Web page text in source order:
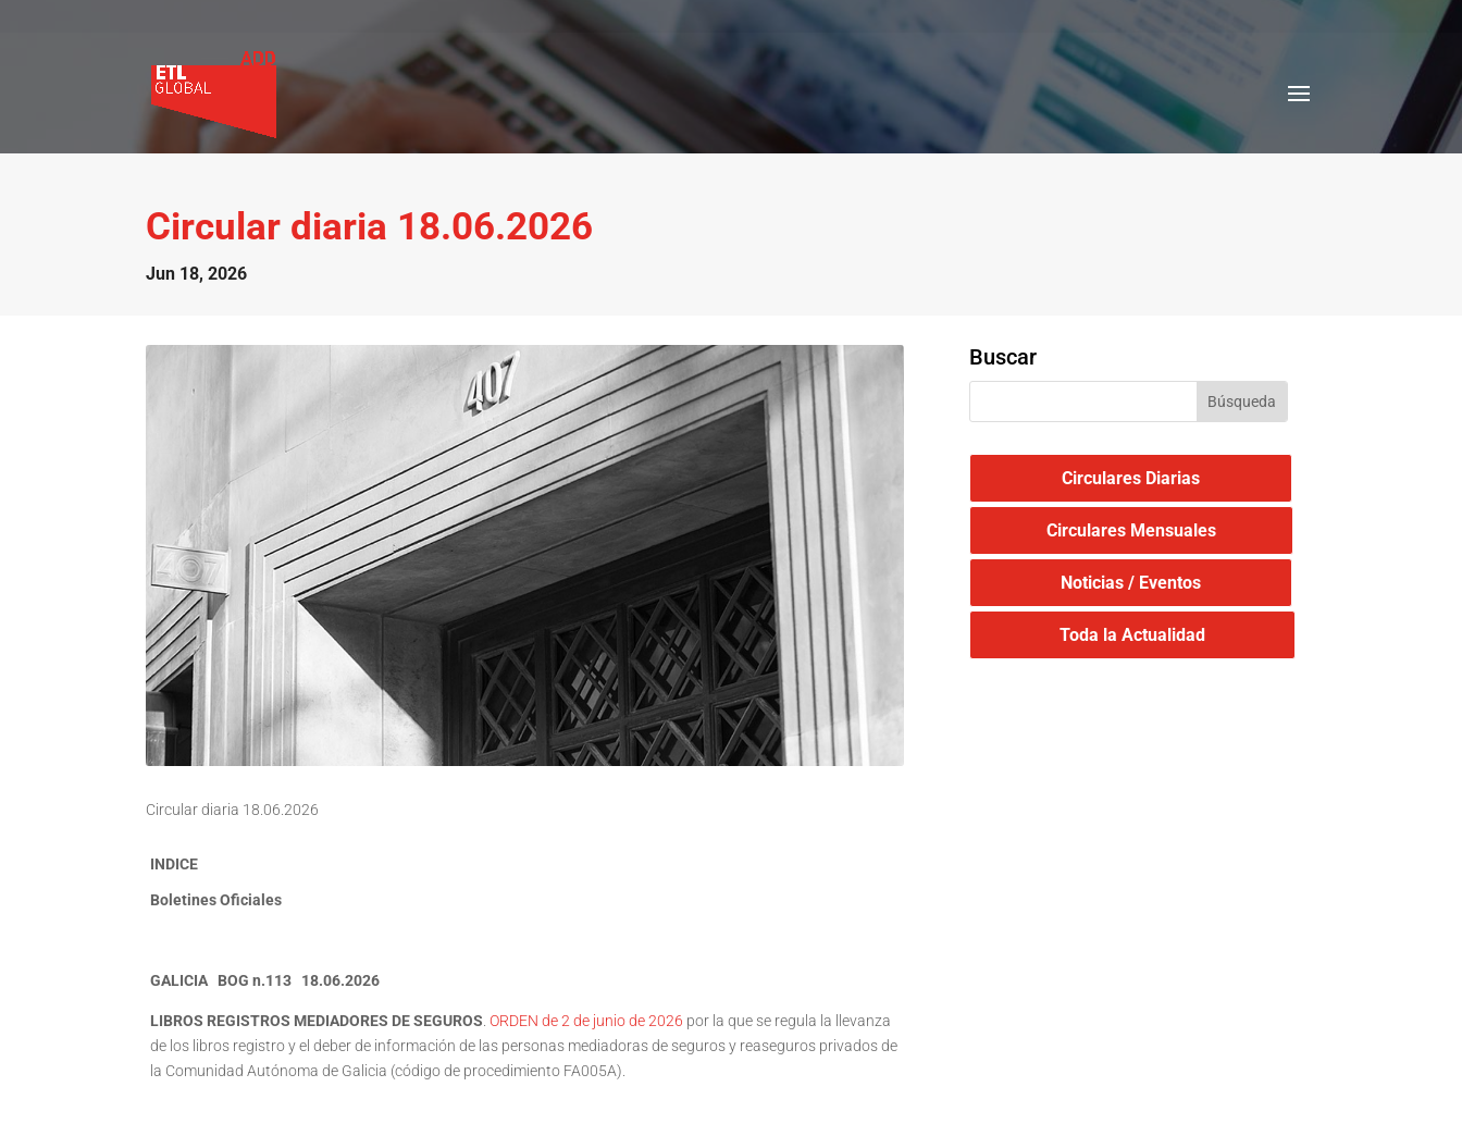
Circular diaria 18.06.2026
Jun 18, 2026
Circular diaria 18.06.2026
INDICE
Boletines Oficiales
GALICIA BOG n.113 18.06.2026
LIBROS REGISTROS MEDIADORES DE SEGUROS.ORDEN de 2 de junio de 2026 por la que se regula la llevanza
de los libros registro y el deber de información de las personas mediadoras de seguros y reaseguros privados de
la Comunidad Autónoma de Galicia (código de procedimiento FA005A).
Buscar
Circulares Diarias
Circulares Mensuales
Noticias / Eventos
Toda la Actualidad